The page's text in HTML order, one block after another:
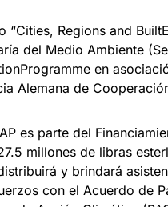
“Cities, Regions and
del Medio Ambiente
en
Alemana de
es parte del
millones de libras
y brindará
con el Acuerdo de